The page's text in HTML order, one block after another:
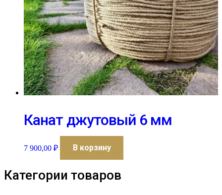
Канат джутовый 6 мм
7 900,00 ₽ В корзину
Категории товаров